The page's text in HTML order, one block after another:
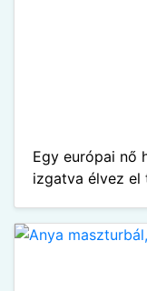
Egy európai nő
izgatva élvez el